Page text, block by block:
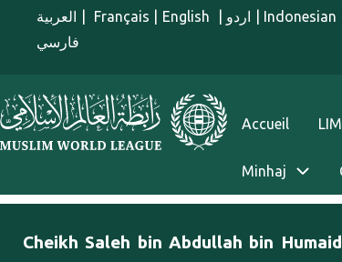
Aller au contenu principal
العربية Français English اردو Indonesian
فارسي
menu french
Accueil LIM
Minhaj
Cheikh Saleh bin Abdullah bin